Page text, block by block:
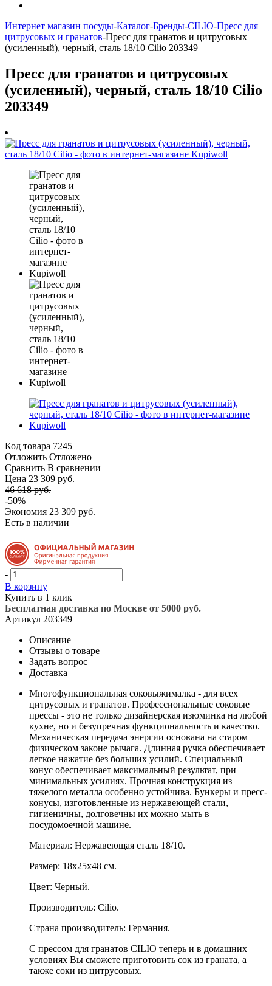
Интернет магазин посуды-Каталог-Бренды-CILIO-Пресс для
цитрусовых и гранатов-Пресс для гранатов и цитрусовых
(усиленный), черный, сталь 18/10 Cilio 203349
Пресс для гранатов и цитрусовых
(усиленный), черный, сталь 18/10 Cilio
203349
Код товара 7245
Отложить Отложено
Сравнить В сравнении
Цена 23 309 руб.
46 618 руб.
-50%
Экономия 23 309 руб.
Есть в наличии
-
+
В корзину
Купить в 1 клик
Бесплатная доставка по Москве от 5000 руб.
Артикул 203349
Описание
Отзывы о товаре
Задать вопрос
Доставка
Многофункциональная соковыжималка - для всех
цитрусовых и гранатов. Профессиональные соковые
прессы - это не только дизайнерская изюминка на любой
кухне, но и безупречная функциональность и качество.
Механическая передача энергии основана на старом
физическом законе рычага. Длинная ручка обеспечивает
легкое нажатие без больших усилий. Специальный
конус обеспечивает максимальный результат, при
минимальных усилиях. Прочная конструкция из
тяжелого металла особенно устойчива. Бункеры и пресс-
конусы, изготовленные из нержавеющей стали,
гигиеничны, долговечны их можно мыть в
посудомоечной машине.
Материал: Нержавеющая сталь 18/10.
Размер: 18х25х48 см.
Цвет: Черный.
Производитель: Cilio.
Страна производитель: Германия.
С прессом для гранатов CILIO теперь и в домашних
условиях Вы сможете приготовить сок из граната, а
также соки из цитрусовых.